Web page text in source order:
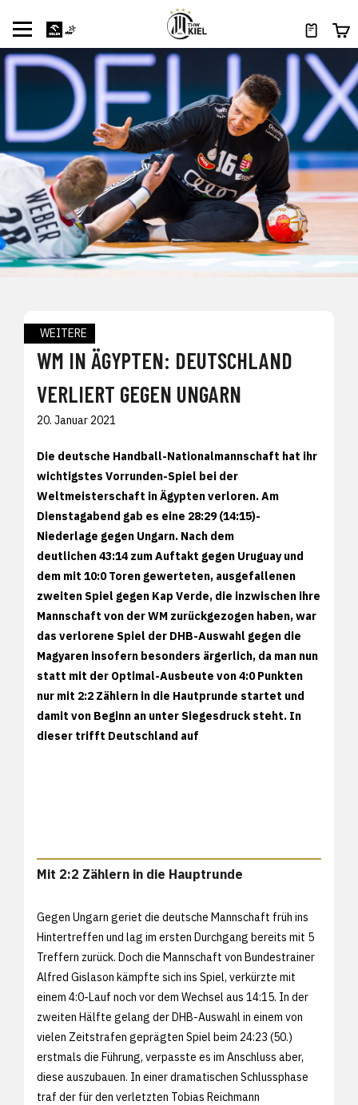
WEITERE
WM IN ÄGYPTEN: DEUTSCHLAND
VERLIERT GEGEN UNGARN
20. Januar 2021
Die deutsche Handball-Nationalmannschaft hat ihr
wichtigstes Vorrunden-Spiel bei der
Weltmeisterschaft in Ägypten verloren. Am
Dienstagabend gab es eine 28:29 (14:15)-
Niederlage gegen Ungarn. Nach dem
deutlichen 43:14 zum Auftakt gegen Uruguay und
dem mit 10:0 Toren gewerteten, ausgefallenen
zweiten Spiel gegen Kap Verde, die inzwischen ihre
Mannschaft von der WM zurückgezogen haben, war
das verlorene Spiel der DHB-Auswahl gegen die
Magyaren insofern besonders ärgerlich, da man nun
statt mit der Optimal-Ausbeute von 4:0 Punkten
nur mit 2:2 Zählern in die Hautprunde startet und
damit von Beginn an unter Siegesdruck steht. In
dieser trifft Deutschland auf
Mit 2:2 Zählern in die Hauptrunde
Gegen Ungarn geriet die deutsche Mannschaft früh ins
Hintertreffen und lag im ersten Durchgang bereits mit 5
Treffern zurück. Doch die Mannschaft von Bundestrainer
Alfred Gislason kämpfte sich ins Spiel, verkürzte mit
einem 4:0-Lauf noch vor dem Wechsel aus 14:15. In der
zweiten Hälfte gelang der DHB-Auswahl in einem von
vielen Zeitstrafen geprägten Spiel beim 24:23 (50.)
erstmals die Führung, verpasste es im Anschluss aber,
diese auszubauen. In einer dramatischen Schlussphase
traf der für den verletzten Tobias Reichmann